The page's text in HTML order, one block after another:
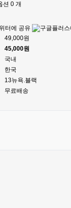
션 0 개
49,000원
45,000원
국내
한국
13뉴욕.블랙
무료배송